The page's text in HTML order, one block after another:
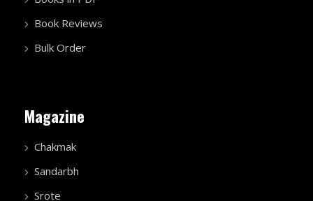
Book Reviews
Bulk Order
Magazine
Chakmak
Sandarbh
Srote